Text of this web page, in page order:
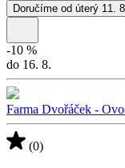
Doručíme od úterý 11. 8.
-10 %
do 16. 8.
Farma Dvořáček -
(0)